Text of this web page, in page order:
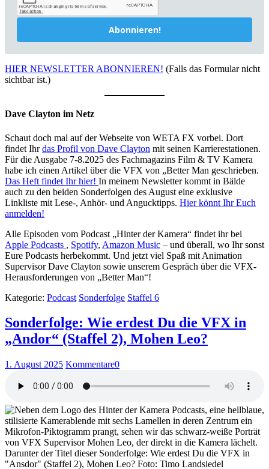
Abonnieren!
HIER NEWSLETTER ABONNIEREN! (Falls das Formular nicht
sichtbar ist.)
Dave Clayton im Netz
Schaut doch mal auf der Webseite von WETA FX vorbei. Dort
findet Ihrdas Profil von Dave Clayton mit seinen Karrierestationen.
Für die Ausgabe 7-8.2025 des Fachmagazins Film & TV Kamera
habe ich einen Artikel über die VFX von „Better Man geschrieben.
Das Heft findet Ihr hier! In meinem Newsletter kommt in Bälde
auch zu den beiden Sonderfolgen des August eine exklusive
Linkliste mit Lese-, Anhör- und Angucktipps. Hier könnt Ihr Euch
anmelden!
Alle Episoden vom Podcast „Hinter der Kamera“ findet ihr bei
Apple Podcasts , Spotify, Amazon Music – und überall, wo Ihr sonst
Eure Podcasts herbekommt. Und jetzt viel Spaß mit Animation
Supervisor Dave Clayton sowie unserem Gespräch über die VFX-
Herausforderungen von „Better Man“!
Kategorie: Podcast Sonderfolge Staffel 6
Sonderfolge: Wie erdest Du die VFX in
„Andor“ (Staffel 2), Mohen Leo?
1. August 2025 Kommentare0